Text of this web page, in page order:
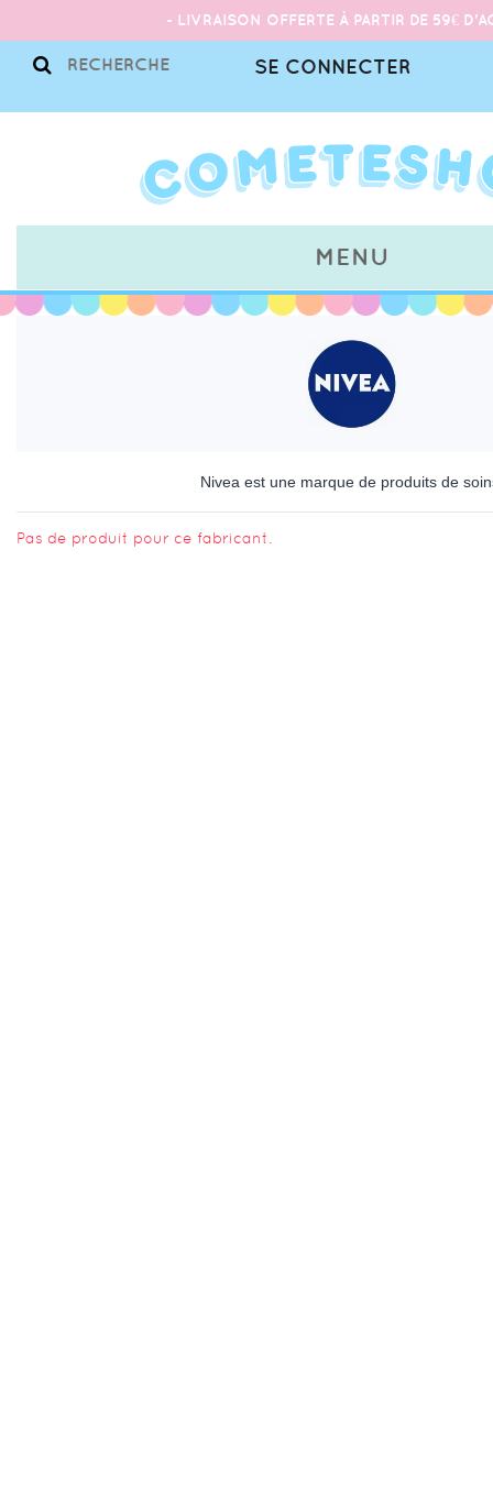
- LIVRAISON OFFERTE À PARTIR DE 59€
SE CONNECTER
MENU
Nivea est une marque de produits de
Pas de produit pour ce fabricant.